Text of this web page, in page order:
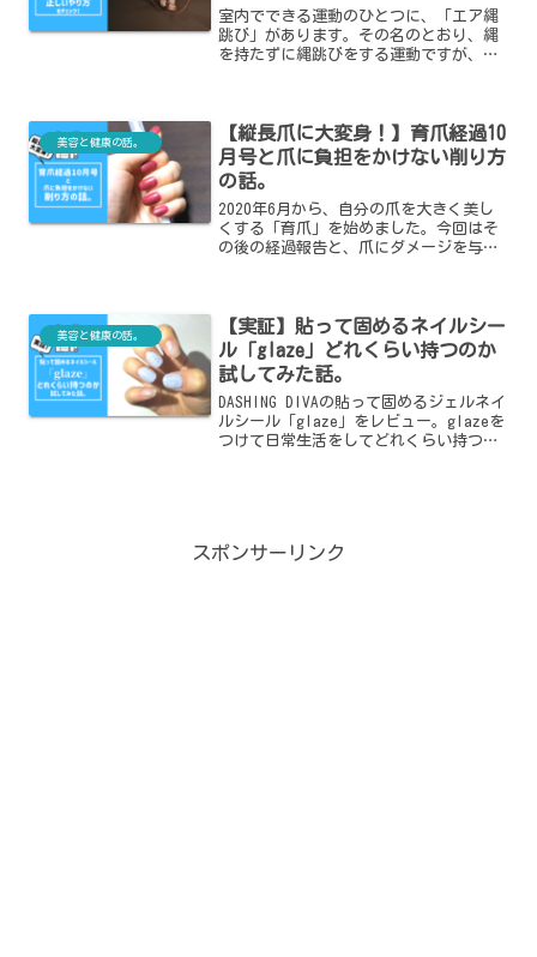
室内でできる運動のひとつに、「エア縄
跳び」があります。その名のとおり、縄
を持たずに縄跳びをする運動ですが、エ
コミからエア縄跳びの効果が出ない原因
を調査し、正しいエア縄跳びのやり方や
その効果を紹介します。
美容と健康の話。
【縦長爪に大変身！】育爪経過10
月号と爪に負担をかけない削り方
の話。
2020年6月から、自分の爪を大きく美し
くする「育爪」を始めました。今回はそ
の後の経過報告と、爪にダメージを与え
美容と健康の話。
【実証】貼って固めるネイルシー
ル「glaze」どれくらい持つのか
試してみた話。
DASHING DIVAの貼って固めるジェルネイ
ルシール「glaze」をレビュー。glazeを
つけて日常生活をしてどれくらい持つの
スポンサーリンク